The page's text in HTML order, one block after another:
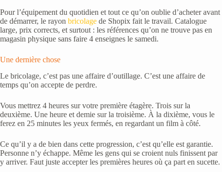
Pour l’équipement du quotidien et tout ce qu’on oublie d’acheter avant
de démarrer, le rayon bricolage de Shopix fait le travail. Catalogue
large, prix corrects, et surtout : les références qu’on ne trouve pas en
magasin physique sans faire 4 enseignes le samedi.
Une dernière chose
Le bricolage, c’est pas une affaire d’outillage. C’est une affaire de
temps qu’on accepte de perdre.
Vous mettrez 4 heures sur votre première étagère. Trois sur la
deuxième. Une heure et demie sur la troisième. À la dixième, vous le
ferez en 25 minutes les yeux fermés, en regardant un film à côté.
Ce qu’il y a de bien dans cette progression, c’est qu’elle est garantie.
Personne n’y échappe. Même les gens qui se croient nuls finissent par
y arriver. Faut juste accepter les premières heures où ça part en sucette.